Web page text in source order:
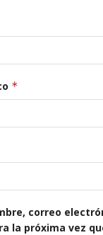
*
correo
la próxima vez